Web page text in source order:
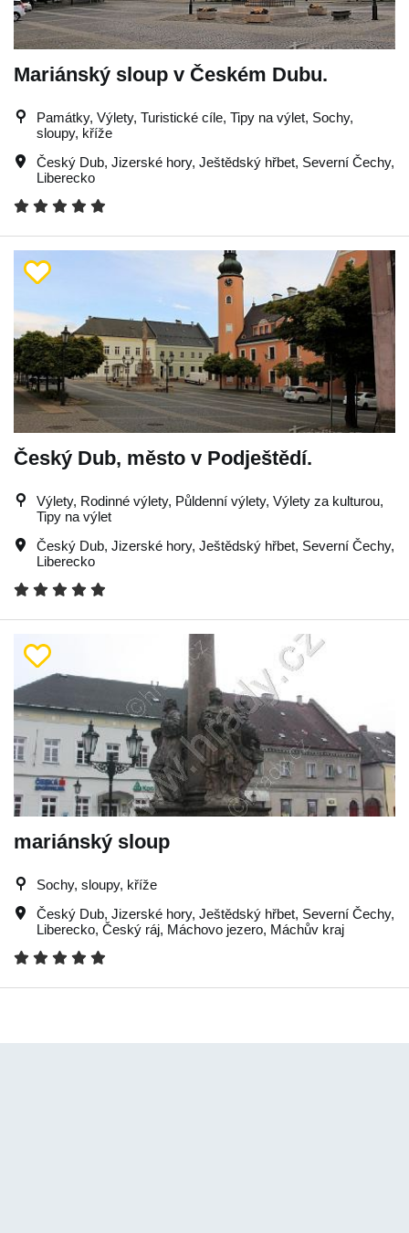
Mariánský sloup v Českém Dubu.
Památky, Výlety, Turistické cíle, Tipy na výlet, Sochy,
sloupy, kříže
Český Dub, Jizerské hory, Ještědský hřbet, Severní Čechy,
Liberecko
Český Dub, město v Podještědí.
Výlety, Rodinné výlety, Půldenní výlety, Výlety za kulturou,
Tipy na výlet
Český Dub, Jizerské hory, Ještědský hřbet, Severní Čechy,
Liberecko
mariánský sloup
Sochy, sloupy, kříže
Český Dub, Jizerské hory, Ještědský hřbet, Severní Čechy,
Liberecko, Český ráj, Máchovo jezero, Máchův kraj